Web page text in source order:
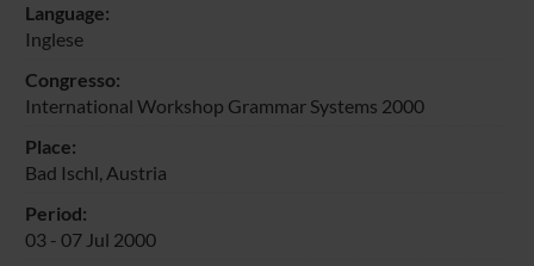
Language:
Inglese
Congresso:
International Workshop Grammar Systems 2000
Place:
Bad Ischl, Austria
Period:
03 - 07 Jul 2000